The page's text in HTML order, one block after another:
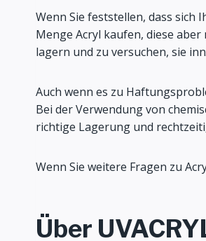
Wenn Sie feststellen, dass sich
Menge Acryl kaufen, diese
lagern und zu versuchen, sie
Auch wenn es zu
Bei der Verwendung von
richtige Lagerung und
Wenn Sie weitere Fragen zu
Über